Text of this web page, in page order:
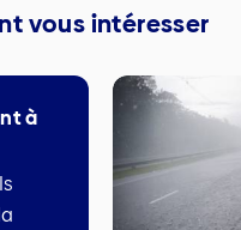
vous intéresser
à